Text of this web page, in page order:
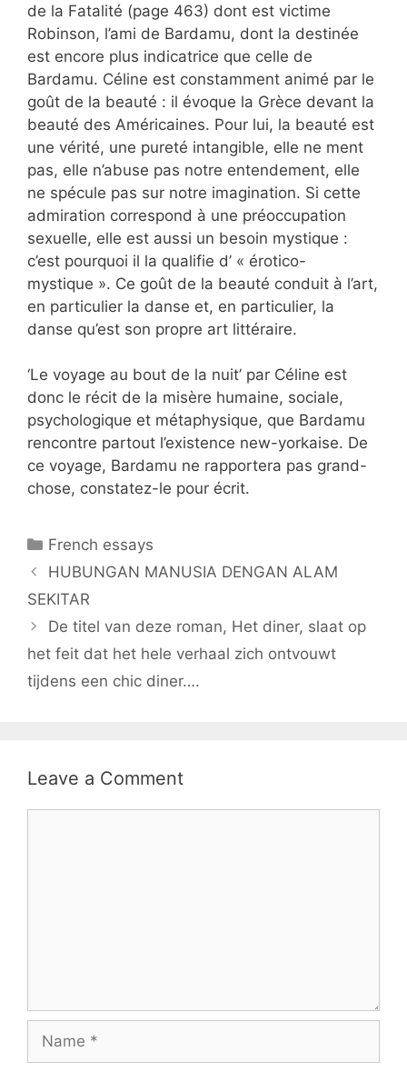
de la Fatalité (page 463) dont est victime
Robinson, l’ami de Bardamu, dont la destinée
est encore plus indicatrice que celle de
Bardamu. Céline est constamment animé par le
goût de la beauté : il évoque la Grèce devant la
beauté des Américaines. Pour lui, la beauté est
une vérité, une pureté intangible, elle ne ment
pas, elle n’abuse pas notre entendement, elle
ne spécule pas sur notre imagination. Si cette
admiration correspond à une préoccupation
sexuelle, elle est aussi un besoin mystique :
c’est pourquoi il la qualifie d’ « érotico-
mystique ». Ce goût de la beauté conduit à l’art,
en particulier la danse et, en particulier, la
danse qu’est son propre art littéraire.
‘Le voyage au bout de la nuit’ par Céline est
donc le récit de la misère humaine, sociale,
psychologique et métaphysique, que Bardamu
rencontre partout l’existence new-yorkaise. De
ce voyage, Bardamu ne rapportera pas grand-
chose, constatez-le pour écrit.
Categories
French essays
HUBUNGAN MANUSIA DENGAN ALAM
SEKITAR
De titel van deze roman, Het diner, slaat op
het feit dat het hele verhaal zich ontvouwt
tijdens een chic diner….
Leave a Comment
Name